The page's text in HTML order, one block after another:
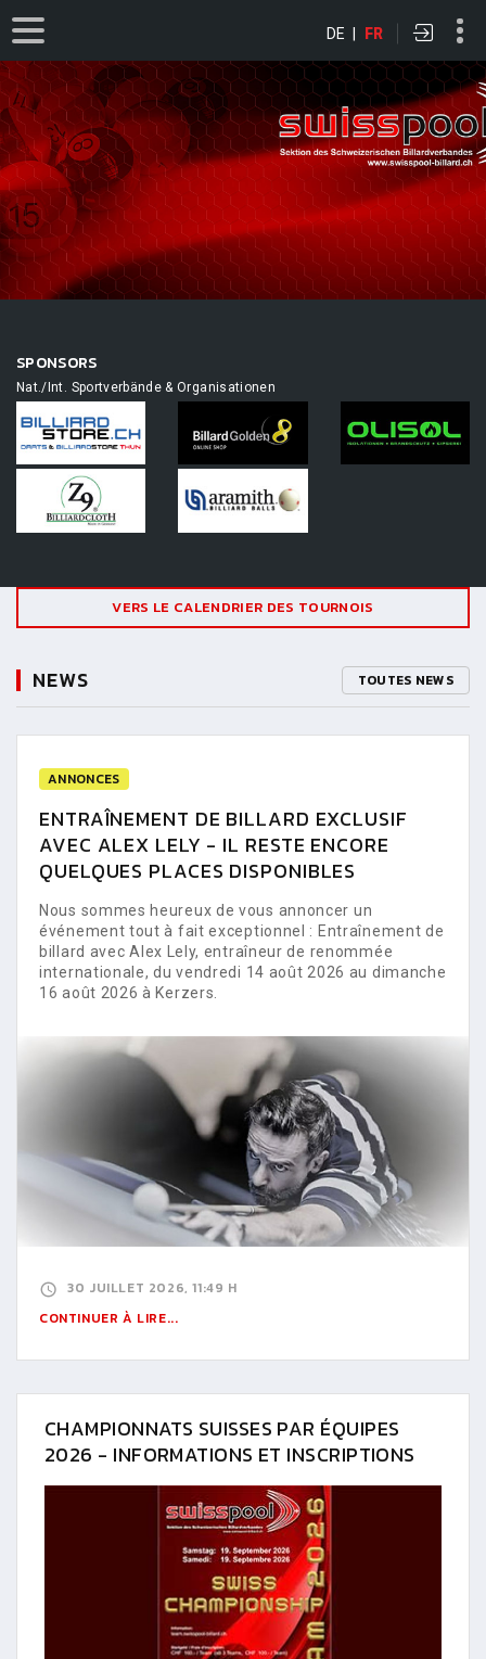
DE | FR
SPONSORS
Nat./Int. Sportverbände & Organisationen
VERS LE CALENDRIER DES TOURNOIS
NEWS TOUTES NEWS
ANNONCES
ENTRAÎNEMENT DE BILLARD EXCLUSIF
AVEC ALEX LELY - IL RESTE ENCORE
QUELQUES PLACES DISPONIBLES
Nous sommes heureux de vous annoncer un
événement tout à fait exceptionnel : Entraînement de
billard avec Alex Lely, entraîneur de renommée
internationale, du vendredi 14 août 2026 au dimanche
16 août 2026 à Kerzers.
30 JUILLET 2026, 11:49 H
CONTINUER À LIRE...
CHAMPIONNATS SUISSES PAR ÉQUIPES
2026 - INFORMATIONS ET INSCRIPTIONS